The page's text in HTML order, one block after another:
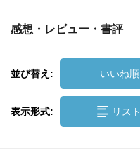
感想・レビュー・書評
並び替え: いいね順
表示形式: リスト